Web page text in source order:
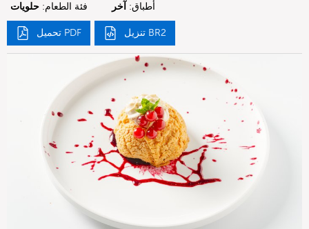
فئة الطعام: حلويات أطباق: آخر
تحميل PDF تنزيل BR2